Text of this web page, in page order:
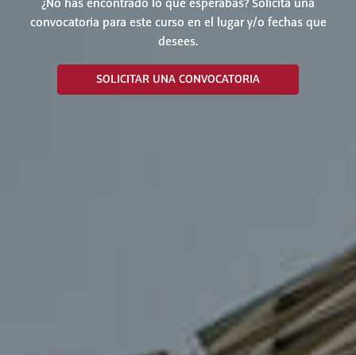
¿No has encontrado lo que esperabas? Solicita una
convocatoria para este curso en el lugar y/o fechas que
desees.
SOLICITAR UNA CONVOCATORIA